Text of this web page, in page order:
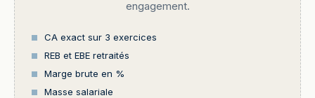
engagement.
CA exact sur 3 exercices
REB et EBE retraités
Marge brute en %
Masse salariale